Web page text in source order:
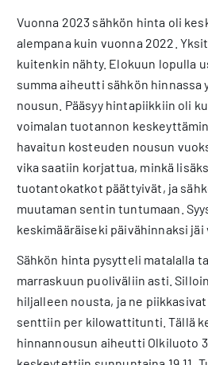
Vuonna 2023 sähkön hinta oli
alempana kuin vuonna 2022.
kuitenkin nähty. Elokuun lopulla
summa aiheutti sähkön hinnassa
nousun. Pääsyy hintapiikkiin oli
voimalan tuotannon
havaitun kosteuden nousun
vika saatiin korjattua, minkä
tuotantokatkot päättyivät, ja
muutaman sentin tuntumaan.
keskimääräiseki päivähinnaksi jäi
Sähkön hinta pysytteli matalalla
marraskuun puoliväliin asti.
hiljalleen nousta, ja ne piikkasivat
senttiin per kilowattitunti. Tällä
hinnannousun aiheutti Olkiluoto